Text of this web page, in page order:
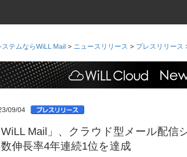
ステムならWiLL Mail > ニュースリリース > プレスリリース
09/04
WiLL Mail」、クラウド型メール配
伸長率4年連続1位を達成